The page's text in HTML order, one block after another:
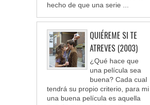
hecho de que una serie ...
QUIÉREME SI TE
ATREVES (2003)
¿Qué hace que
una película sea
buena? Cada cual
tendrá su propio criterio, para mi
una buena película es aquella